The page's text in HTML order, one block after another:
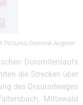
Pictures/Dominik Angerer
Dolomitenlaufs
die Strecken über
des Drauradweges
Mittewald